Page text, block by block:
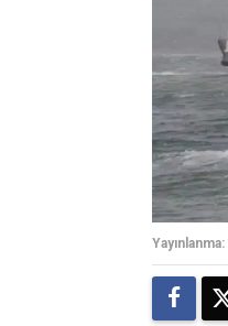
Yayınlanma: